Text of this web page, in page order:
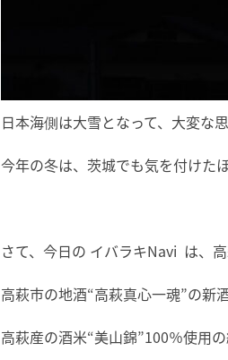
日本海側は大雪となって、大変な
今年の冬は、茨城でも気を付けた
さて、今日の イバラキNavi は、
高萩市の地酒“高萩真心一魂”の新
高萩産の酒米“美山錦”100％使用の